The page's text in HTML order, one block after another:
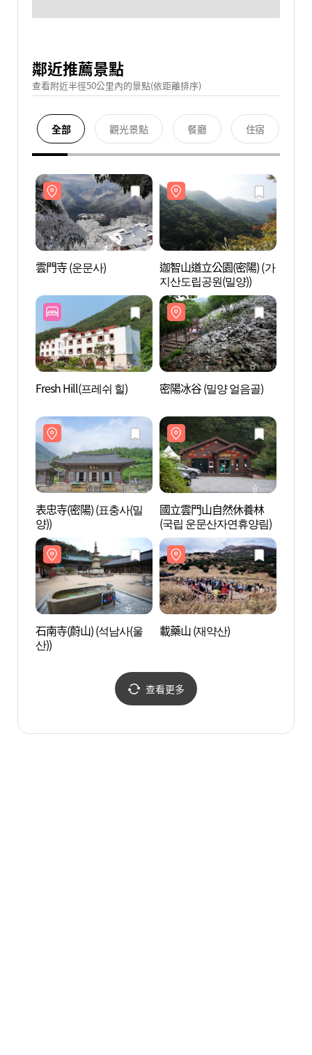
鄰近推薦景點
查看附近半徑50公里內的景點(依距離排序)
全部 觀光景點 餐廳 住宿
雲門寺 (운문사)
迦智山道立公園(密陽) (가
지산도립공원(밀양))
Fresh Hill(프레쉬 힐) 密陽冰谷 (밀양 얼음골)
表忠寺(密陽) (표충사(밀
양))
國立雲門山自然休養林
(국립 운문산자연휴양림)
石南寺(蔚山) (석남사(울
산))
載藥山 (재약산)
查看更多